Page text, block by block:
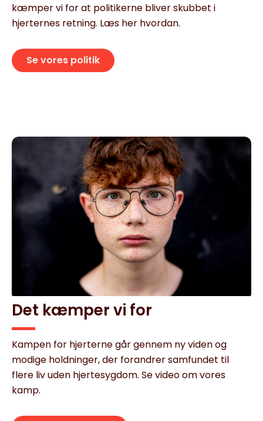
kæmper vi for at politikerne bliver skubbet i
hjerternes retning. Læs her hvordan.
Se vores politik
Det kæmper vi for
Kampen for hjerterne går gennem ny viden og
modige holdninger, der forandrer samfundet til
flere liv uden hjertesygdom. Se video om vores
kamp.